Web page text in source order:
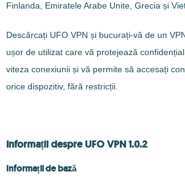
Finlanda, Emiratele Arabe Unite, Grecia și
Descărcați UFO VPN și bucurați-vă de un
ușor de utilizat care vă protejează
viteza conexiunii și vă permite să accesați
orice dispozitiv, fără restricții.
Informații despre UFO VPN 1.0.2
Informații de bază